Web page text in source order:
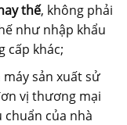
thế, không phải
như nhập khẩu
cấp khác;
sản xuất sử
vị thương mại
chuẩn của nhà